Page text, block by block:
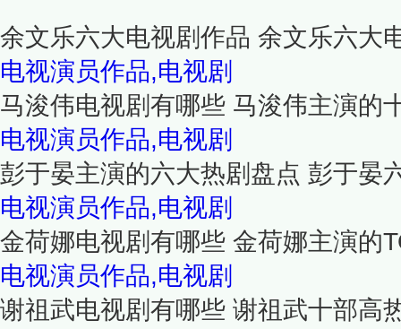
余文乐六大电视剧作品 余文乐六大
电视演员作品,电视剧
马浚伟电视剧有哪些 马浚伟主演的
电视演员作品,电视剧
彭于晏主演的六大热剧盘点 彭于晏
电视演员作品,电视剧
金荷娜电视剧有哪些 金荷娜主演的
电视演员作品,电视剧
谢祖武电视剧有哪些 谢祖武十部高